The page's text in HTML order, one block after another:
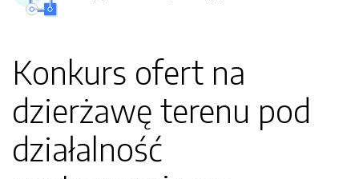
Konkurs ofert na
dzierżawę terenu pod
działalność